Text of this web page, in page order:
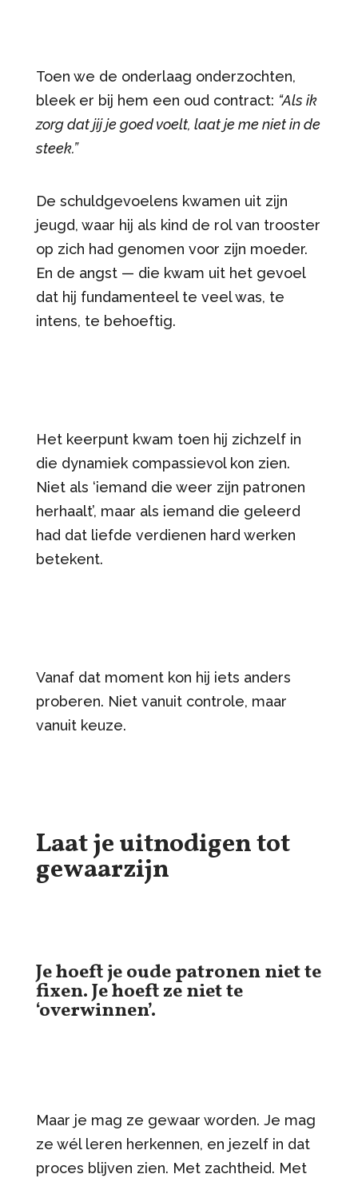
Toen we de onderlaag onderzochten,
bleek er bij hem een oud contract: “Als ik
zorg dat jij je goed voelt, laat je me niet in de
steek.”
De schuldgevoelens kwamen uit zijn
jeugd, waar hij als kind de rol van trooster
op zich had genomen voor zijn moeder.
En de angst — die kwam uit het gevoel
dat hij fundamenteel te veel was, te
intens, te behoeftig.
Het keerpunt kwam toen hij zichzelf in
die dynamiek compassievol kon zien.
Niet als ‘iemand die weer zijn patronen
herhaalt’, maar als iemand die geleerd
had dat liefde verdienen hard werken
betekent.
Vanaf dat moment kon hij iets anders
proberen. Niet vanuit controle, maar
vanuit keuze.
Laat je uitnodigen tot
gewaarzijn
Je hoeft je oude patronen niet te
fixen. Je hoeft ze niet te
‘overwinnen’.
Maar je mag ze gewaar worden. Je mag
ze wél leren herkennen, en jezelf in dat
proces blijven zien. Met zachtheid. Met